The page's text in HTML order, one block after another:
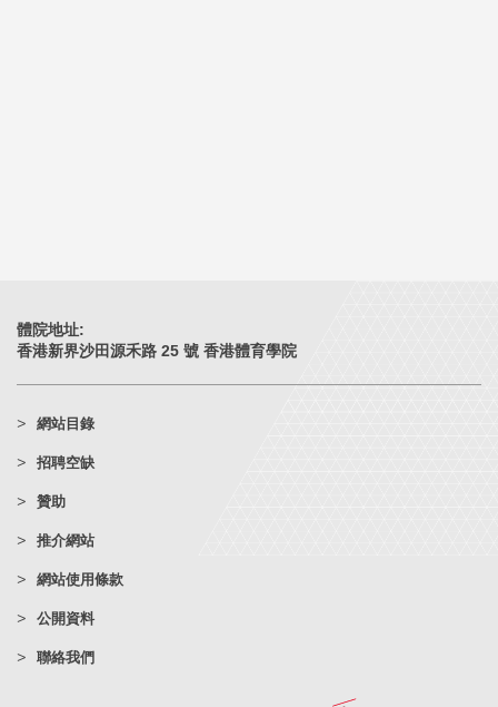
體院地址:
香港新界沙田源禾路 25 號 香港體育學院
網站目錄
招聘空缺
贊助
推介網站
網站使用條款
公開資料
聯絡我們